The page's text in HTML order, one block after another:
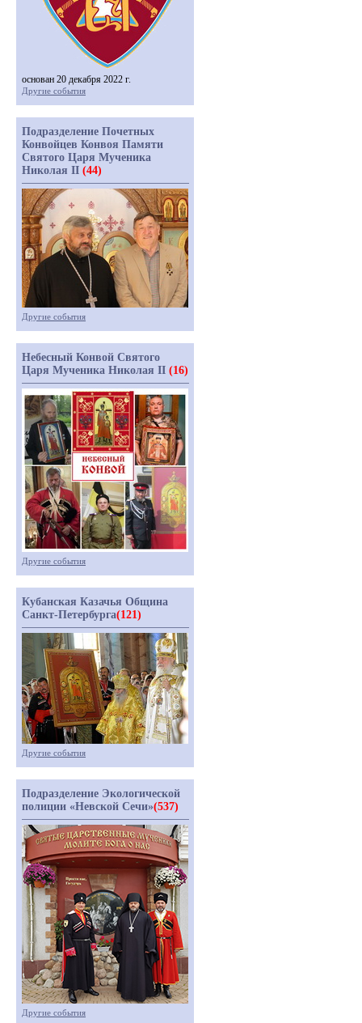
основан 20 декабря 2022 г.
Другие события
Подразделение Почетных
Конвойцев Конвоя Памяти
Святого Царя Мученика
Николая II (44)
Другие события
Небесный Конвой Святого
Царя Мученика Николая II (16)
Другие события
Кубанская Казачья Община
Санкт-Петербурга(121)
Другие события
Подразделение Экологической
полиции «Невской Сечи»(537)
Другие события